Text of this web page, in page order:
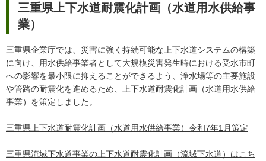
三重県上下水道耐震化計画（水道用水供給事
業）
三重県企業庁では、災害に強く持続可能な上下水道システムの構築
に向け、用水供給事業者として大規模災害発生時における受水市町
への影響を最小限に抑えることができるよう、浄水場等の主要施設
や管路の耐震化を進めるため、上下水道耐震化計画（水道用水供給
事業）を策定しました。
三重県上下水道耐震化計画（水道用水供給事業）令和7年1月策定
三重県流域下水道事業の上下水道耐震化計画（流域下水道）はこち